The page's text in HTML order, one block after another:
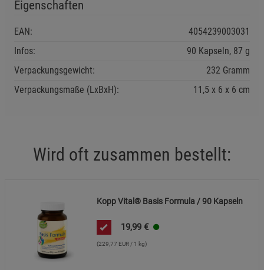
Eigenschaften
EAN:
4054239003031
Infos:
90 Kapseln, 87 g
Verpackungsgewicht:
232 Gramm
Verpackungsmaße (LxBxH):
11,5 6 6 cm
Wird oft zusammen bestellt:
Kopp Vital® Basis Formula / 90 Kapseln
19,99 €
(229,77 EUR / 1 kg)
Beschreibung Marketing Cookies
Impressum